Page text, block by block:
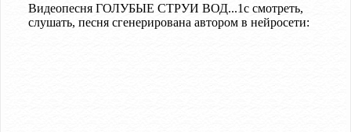
Видеопесня ГОЛУБЫЕ СТРУИ ВОД...1с смотреть,
слушать, песня сгенерирована автором в нейросети: